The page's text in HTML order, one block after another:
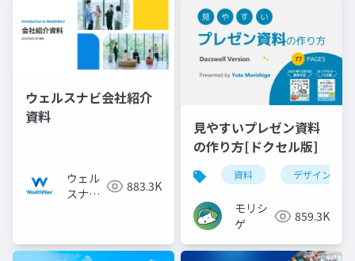
ウェルスナビ会社紹介
資料
ウェル
スナビ
883.3K
見やすいプレゼン資料
の作り方[ドクセル版]
資料 デザイン
モリシ
ゲ
859.3K